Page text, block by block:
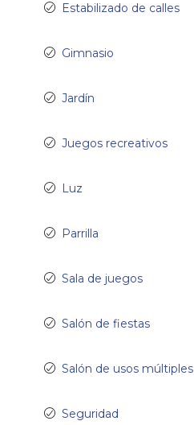
Estabilizado de calles
Gimnasio
Jardín
Juegos recreativos
Luz
Parrilla
Sala de juegos
Salón de fiestas
Salón de usos múltiples
Seguridad